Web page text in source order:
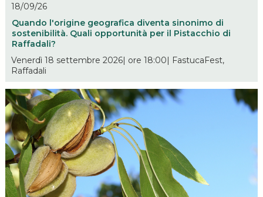
18/09/26
Quando l'origine geografica diventa sinonimo di
sostenibilità. Quali opportunità per il Pistacchio di
Raffadali?
Venerdì 18 settembre 2026| ore 18:00| FastucaFest,
Raffadali